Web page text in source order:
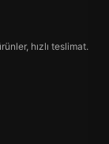
hızlı teslimat.